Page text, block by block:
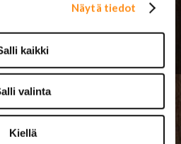
Näytä tiedot
kaikki
valinta
Kiellä
ja maksutavat
auton osat